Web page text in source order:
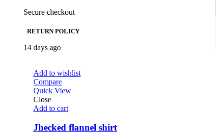
Secure checkout
RETURN POLICY
14 days ago
Add to wishlist
Compare
Quick View
Close
Add to cart
Jhecked flannel shirt